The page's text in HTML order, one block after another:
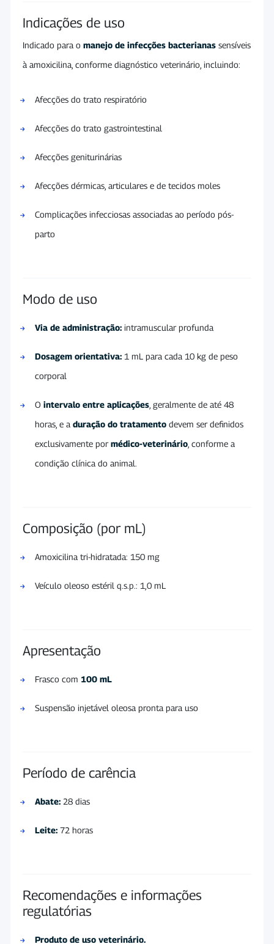
Indicações de uso
Indicado para o manejo de infecções bacterianas sensíveis
à amoxicilina, conforme diagnóstico veterinário, incluindo:
Afecções do trato respiratório
Afecções do trato gastrointestinal
Afecções geniturinárias
Afecções dérmicas, articulares e de tecidos moles
Complicações infecciosas associadas ao período pós-
parto
Modo de uso
Via de administração: intramuscular profunda
Dosagem orientativa: 1 mL para cada 10 kg de peso
corporal
O intervalo entre aplicações , geralmente de até 48
horas, e a duração do tratamento devem ser definidos
exclusivamente pormédico-veterinário , conforme a
condição clínica do animal.
Composição (por mL)
Amoxicilina tri-hidratada: 150 mg
Veículo oleoso estéril q.s.p.: 1,0 mL
Apresentação
Frasco com 100 mL
Suspensão injetável oleosa pronta para uso
Período de carência
Abate: 28 dias
Leite: 72 horas
Recomendações e informações
regulatórias
Produto de uso veterinário.